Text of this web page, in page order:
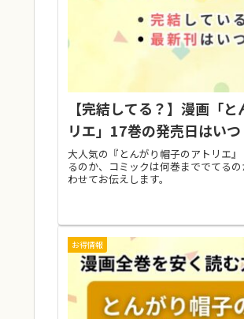
【完結してる？】漫画「
リエ」17巻の発売日はい
大人気の『とんがり帽子のアトリエ
るのか、コミックは何巻まででてる
わせてお伝えします。
お得情報